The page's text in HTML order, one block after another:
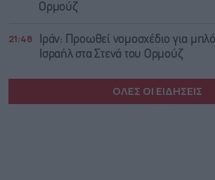
Ορμούζ
21:48
Ιράν: Προωθεί νομοσχέδιο για
Ισραήλ στα Στενά του Ορμούζ
ΟΛΕΣ ΟΙ ΕΙΔΗΣΕΙΣ